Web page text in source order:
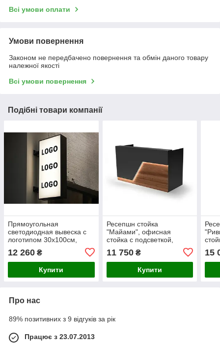
Всі умови оплати
Умови повернення
Законом не передбачено повернення та обмін даного товару
належної якості
Всі умови повернення
Подібні товари компанії
Прямоугольная
светодиодная вывеска с
логотипом 30х100см,
(11-24120-03)
12 260 ₴
Купити
Ресепшн стойка
"Майами", офисная
стойка с подсветкой,
(51-51070-02) Алюміній,
120см, Артвуд Світлий
11 750₴
Купити
(51-
15
Про нас
89% позитивних з 9 відгуків за рік
Працює з 23.07.2013